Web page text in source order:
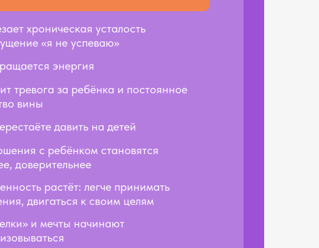
и мечты начинают
растёт: легче принимать
двигаться к своим целям
с ребёнком становятся
доверительнее
давить на детей
тревога за ребёнка и постоянное
вины
энергия
хроническая усталость
«я не успеваю»